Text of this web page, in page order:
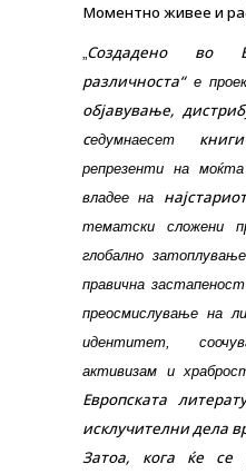
Моментно живее и
Создадено во
различноста“е
објавување,
седумнаесет книги
репрезенти на
владее на најстариот
тематски сложени
глобално
правична
преосмислување на
идентитет,
активизам и
Европската
исклучителни дела
Затоа, кога ќе се